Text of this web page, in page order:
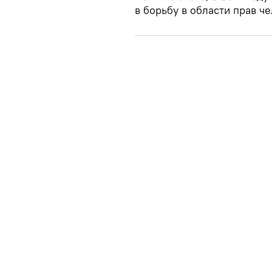
в борьбу в области прав